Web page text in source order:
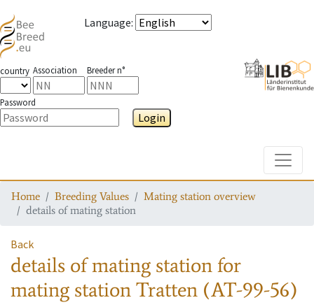
Language:
country Association Breeder n°
Password
Login
Home Breeding Values
Mating station overview
details of mating station
Back
details of mating stationfor
mating stationTratten (AT-99-56)